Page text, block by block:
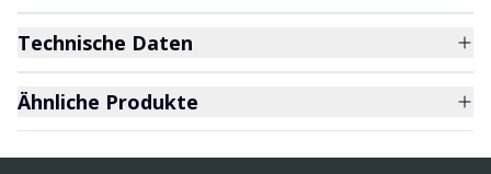
Technische Daten
Ähnliche Produkte